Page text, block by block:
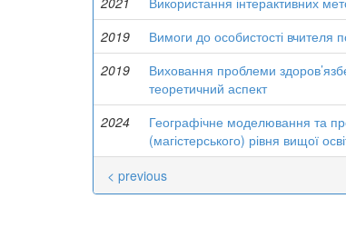
2019
Вимоги до особистості вчителя
2019
Виховання проблеми
теоретичний аспект
2024
Географічне моделювання та
(магістерського) рівня вищої
< previous